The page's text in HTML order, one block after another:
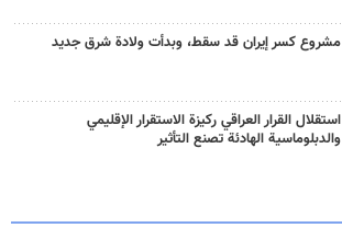
مشروع كسر إيران قد سقط، وبدأت ولادة شرق جديد
استقلال القرار العراقي ركيزة الاستقرار الإقليمي
والدبلوماسية الهادئة تصنع التأثير